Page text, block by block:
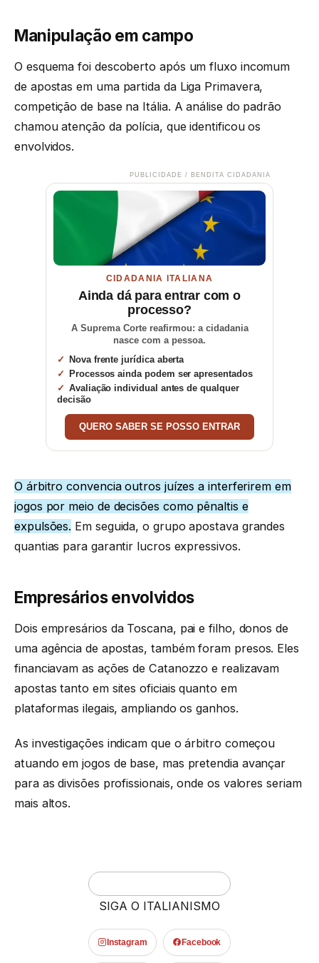
Manipulação em campo
O esquema foi descoberto após um fluxo incomum
de apostas em uma partida da Liga Primavera,
competição de base na Itália. A análise do padrão
chamou atenção da polícia, que identificou os
envolvidos.
PUBLICIDADE / BENDITA CIDADANIA
CIDADANIA ITALIANA
Ainda dá para entrar com o
processo?
A Suprema Corte reafirmou: a cidadania
nasce com a pessoa.
Nova frente jurídica aberta
Processos ainda podem ser apresentados
Avaliação individual antes de qualquer
decisão
QUERO SABER SE POSSO ENTRAR
O árbitro convencia outros juízes a interferirem em
jogos por meio de decisões como pênaltis e
expulsões. Em seguida, o grupo apostava grandes
quantias para garantir lucros expressivos.
Empresários envolvidos
Dois empresários da Toscana, pai e filho, donos de
uma agência de apostas, também foram presos. Eles
financiavam as ações de Catanozzo e realizavam
apostas tanto em sites oficiais quanto em
plataformas ilegais, ampliando os ganhos.
As investigações indicam que o árbitro começou
atuando em jogos de base, mas pretendia avançar
para as divisões profissionais, onde os valores seriam
mais altos.
SIGA O ITALIANISMO
Instagram Facebook